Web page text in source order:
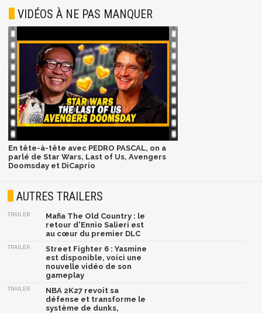
VIDÉOS À NE PAS MANQUER
En tête-à-tête avec PEDRO PASCAL, on a
parlé de Star Wars, Last of Us, Avengers
Doomsday et DiCaprio
AUTRES TRAILERS
TRAILER
Mafia The Old Country : le
retour d'Ennio Salieri est
au cœur du premier DLC
TRAILER
Street Fighter 6 : Yasmine
est disponible, voici une
nouvelle vidéo de son
gameplay
TRAILER
NBA 2K27 revoit sa
défense et transforme le
système de dunks,